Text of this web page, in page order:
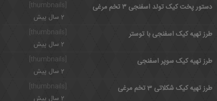
[thumbnails]
دستور پخت کیک تولد اسفنجی ۳ تخم مرغی
2 سال پیش
طرز تهیه کیک اسفنجی با توستر
2 سال پیش
[thumbnails]
طرز تهیه کیک سوپر اسفنجی
2 سال پیش
طرز تهیه کیک شکلاتی 3 تخم مرغی
2 سال پیش